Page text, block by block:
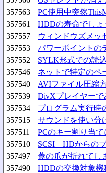
357563
PC使用中突然
357561
HDDの寿命でしょ
357557
ウィンドウズメッ
357553
パワーポイントの
357552
SYLK形式での読
357546
ネットで特定のペ
357540
AVIファイル圧縮方
357539
DivXプレイヤーで
357534
プログラム実行時
357515
サウンドを使い分
357511
PCのキー割り当て
357510
SCSI HDからの
357497
蓋の爪が折れてし
357490
HDDの交換対象機